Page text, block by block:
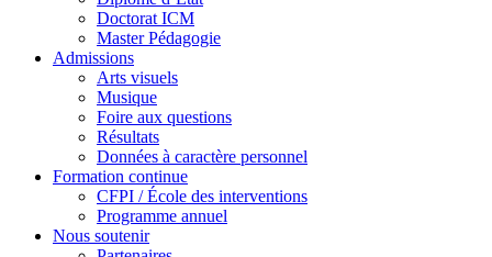
Doctorat ICM
Master Pédagogie
Admissions
Arts visuels
Musique
Foire aux questions
Résultats
Données à caractère personnel
Formation continue
CFPI / École des interventions
Programme annuel
Nous soutenir